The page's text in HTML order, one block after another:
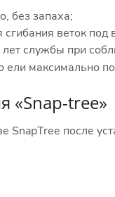
без запаха;
веток под
службы при
ели максимально
«Snap-tree»
SnapTree после